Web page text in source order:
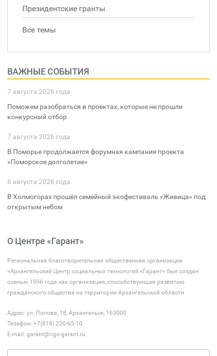
Президентские гранты
Все темы
ВАЖНЫЕ СОБЫТИЯ
7 августа 2026 года
Поможем разобраться в проектах, которые не прошли
конкурсный отбор
7 августа 2026 года
В Поморье продолжается форумная кампания проекта
«Поморское долголетие»
6 августа 2026 года
В Холмогорах прошёл семейный экофестиваль «Живица» под
открытым небом
О Центре «Гарант»
Региональная благотворительная общественная организация
«Архангельский Центр социальных технологий «Гарант» был создан
осенью 1996 года как организация, способствующая развитию
гражданского общества на территории Архангельской области
Адрес: ул. Попова, 18, Архангельск, 163000
Телефон: +7(818) 220-65-10
E-mail: garant@ngo-garant.ru